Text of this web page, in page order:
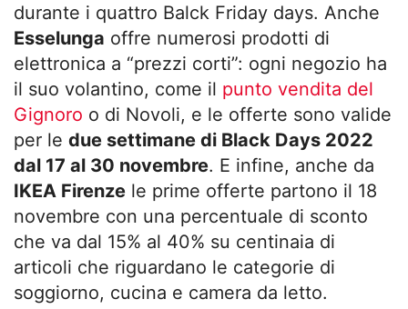
durante i quattro Balck Friday days. Anche
Esselunga offre numerosi prodotti di
elettronica a “prezzi corti”: ogni negozio ha
il suo volantino, come il punto vendita del
Gignoro o di Novoli, e le offerte sono valide
per le due settimane di Black Days 2022
dal 17 al 30 novembre. E infine, anche da
IKEA Firenze le prime offerte partono il 18
novembre con una percentuale di sconto
che va dal 15% al 40% su centinaia di
articoli che riguardano le categorie di
soggiorno, cucina e camera da letto.